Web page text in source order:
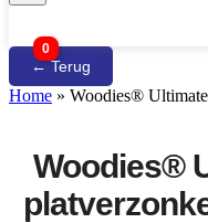
0
← Terug
Home » Woodies®
Woodies®